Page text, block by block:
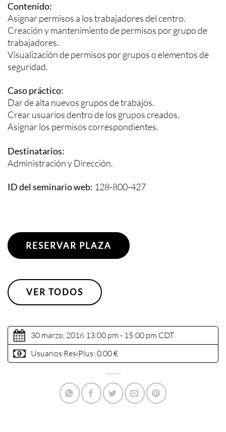
Contenido:
Asignar permisos a los trabajadores del centro.
Creación y mantenimiento de permisos por grupo de
trabajadores.
Visualización de permisos por grupos o elementos de
seguridad.
Caso práctico:
Dar de alta nuevos grupos de trabajos.
Crear usuarios dentro de los grupos creados.
Asignar los permisos correspondientes.
Destinatarios:
Administración y Dirección.
ID del seminario web: 128-800-427
RESERVAR PLAZA
VER TODOS
30 marzo, 2016 13:00 pm - 15:00 pm CDT
Usuarios ResiPlus: 0.00 €